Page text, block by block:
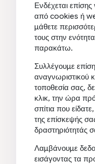
Ενδέχεται
από cookies ή
μάθετε
τους στην
παρακάτω.
Συλλέγουμε
αναγνωριστικού
τοποθεσία σας,
κλικ, την ώρα
σπίτια που
της επίσκεψής
δραστηριότητάς
Λαμβάνουμε
εισάγοντας τα